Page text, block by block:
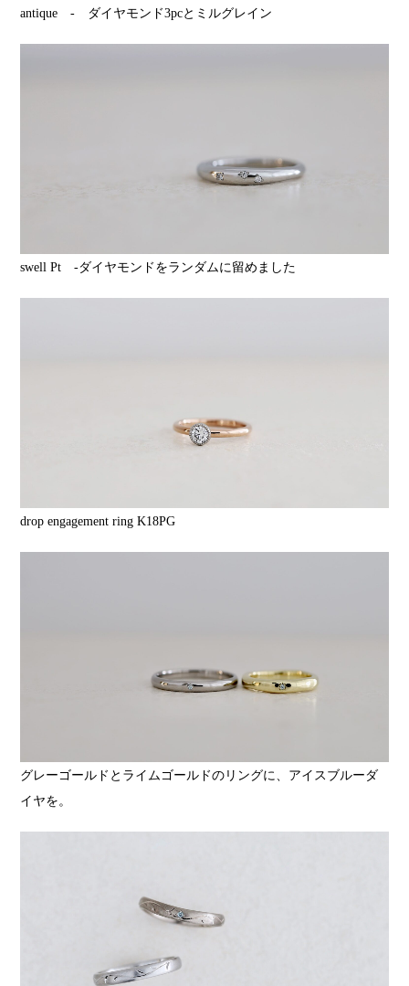
antique - ダイヤモンド3pcとミルグレイン
swell Pt -ダイヤモンドをランダムに留めました
drop engagement ring K18PG
グレーゴールドとライムゴールドのリングに、アイスブルーダ
イヤを。